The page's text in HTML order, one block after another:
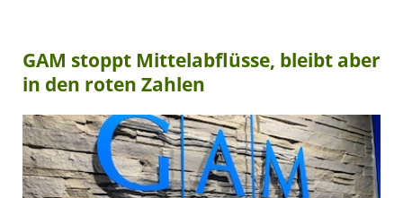
GAM stoppt Mittelabflüsse, bleibt aber
in den roten Zahlen